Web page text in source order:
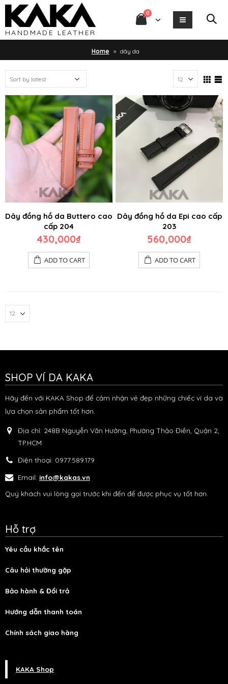
HANDMADE LEATHER
0
Home » dây da
Dây đồng hồ da Buttero cao
cấp 204
430,000₫
ADD TO CART
Dây đồng hồ da Epi cao cấp
203
560,000₫
ADD TO CART
SHOP VÍ DA KAKA
Hãy đến với KAKA Shop để cảm nhận vẻ đẹp những chiếc ví da và
lựa chọn sản phẩm tốt hơn.
Địa chỉ: 248B Nguyễn Văn Hưởng, Phường Thảo Điền, Quận 2,
TP.HCM
Điện thoại: 0977.589.179
Email: info@kakas.vn
Quý khách vui lòng gọi trước khi đến để được phục vụ tốt hơn.
Hỗ trợ
Yêu cầu khắc tên
Câu hỏi thường gặp
Bảo hành & Đổi trả
Hướng dẫn thanh toán
Chính sách giao hàng
KAKA Shop